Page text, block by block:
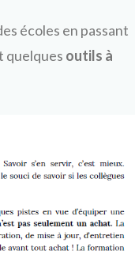
écoles en passant
quelques outils à